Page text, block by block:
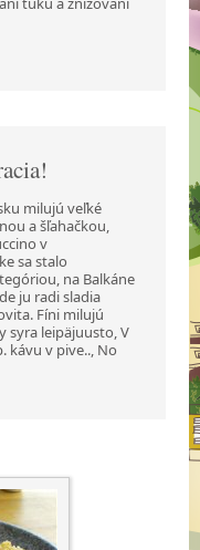
milujú veľké
a šľahačkou,
v
sa stalo
na Balkáne
ju radi sladia
Fíni milujú
syra leipäjuusto, V
kávu v pive.., No